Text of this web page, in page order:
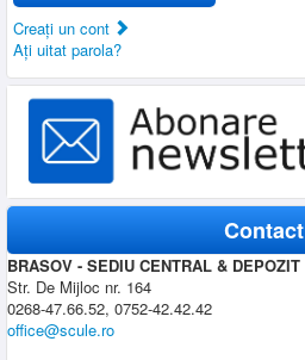
Creaţi un cont
Aţi uitat parola?
Contact
BRASOV - SEDIU CENTRAL & DEPOZIT
Str. De Mijloc nr. 164
0268-47.66.52, 0752-42.42.42
office@scule.ro